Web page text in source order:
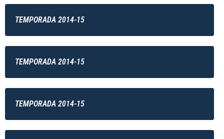
TEMPORADA 2014-15
TEMPORADA 2014-15
TEMPORADA 2014-15